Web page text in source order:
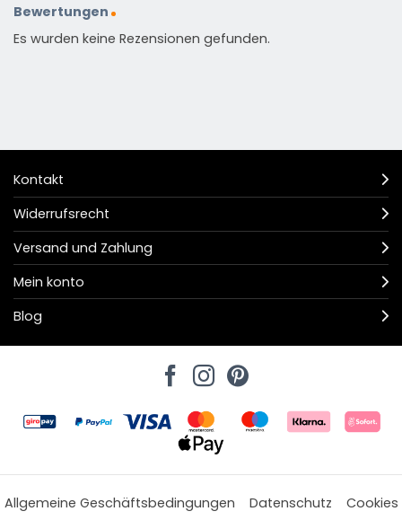
Bewertungen
Es wurden keine Rezensionen gefunden.
Kontakt
Widerrufsrecht
Versand und Zahlung
Mein konto
Blog
Allgemeine Geschäftsbedingungen Datenschutz Cookies